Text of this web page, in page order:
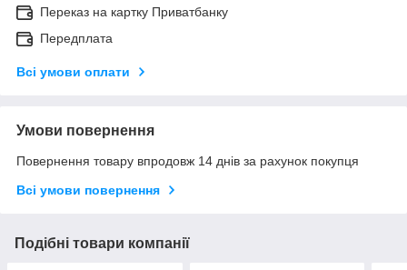
Переказ на картку Приватбанку
Передплата
Всі умови оплати
Умови повернення
Повернення товару впродовж 14 днів за рахунок покупця
Всі умови повернення
Подібні товари компанії